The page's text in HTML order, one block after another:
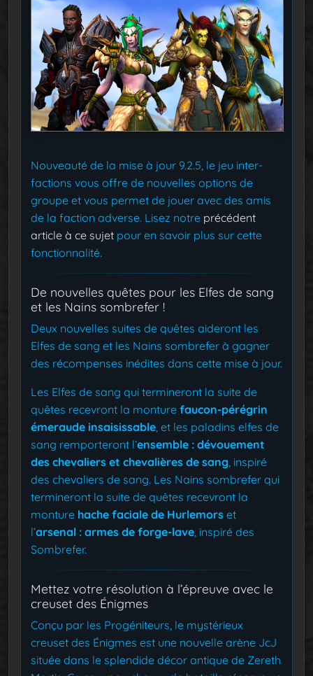
Nouveauté de la mise à jour 9.2.5, le jeu inter-
factions vous offre de nouvelles options de
groupe et vous permet de jouer avec des amis
de la faction adverse. Lisez notre précédent
article à ce sujet pour en savoir plus sur cette
fonctionnalité.
De nouvelles quêtes pour les Elfes de sang
et les Nains sombrefer !
Deux nouvelles suites de quêtes aideront les
Elfes de sang et les Nains sombrefer à gagner
des récompenses inédites dans cette mise à jour.
Les Elfes de sang qui termineront la suite de
quêtes recevront la monture faucon-pérégrin
émeraude insaisissable , et les paladins elfes de
sang remporteront l’ensemble : dévouement
des chevaliers et chevalières de sang , inspiré
des chevaliers de sang. Les Nains sombrefer qui
termineront la suite de quêtes recevront la
monture hache faciale de Hurlemors et
l’arsenal : armes de forge-lave , inspiré des
Sombrefer.
Mettez votre résolution à l’épreuve avec le
creuset des Énigmes
Conçu par les Progéniteurs, le mystérieux
creuset des Énigmes est une nouvelle arène JcJ
située dans le splendide décor antique de Zereth